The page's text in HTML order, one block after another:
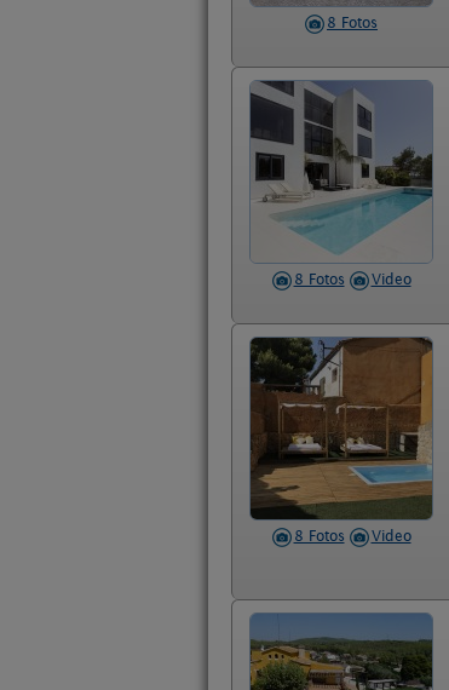
8 Fotos
8 Fotos Video
8 Fotos Video